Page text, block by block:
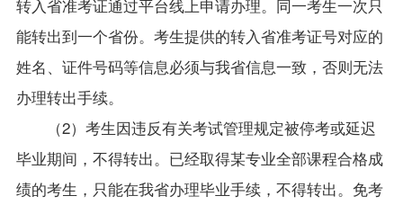
转入省准考证通过平台线上申请办理。同一考生一次只
能转出到一个省份。考生提供的转入省准考证号对应的
姓名、证件号码等信息必须与我省信息一致，否则无法
办理转出手续。
（2）考生因违反有关考试管理规定被停考或延迟
毕业期间，不得转出。已经取得某专业全部课程合格成
绩的考生，只能在我省办理毕业手续，不得转出。免考